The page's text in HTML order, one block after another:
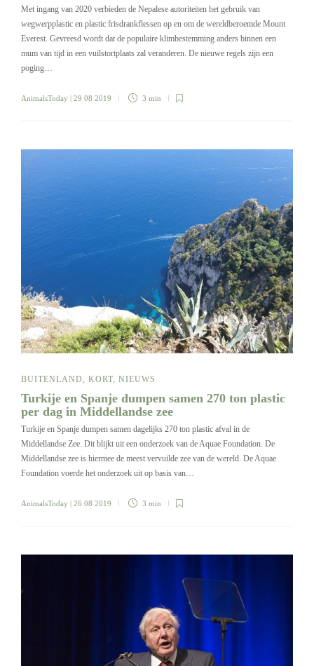
Met ingang van 2020 verbieden de Nepalese autoriteiten het gebruik van
wegwerpplastic en plastic frisdrankflessen op en om de wereldberoemde Mount
Everest. Gevreesd wordt dat de populaire klimbestemming anders binnen een
mum van tijd in een vuilstortplaats zal veranderen. De nieuwe regels zijn een
poging…
AnimalsToday | 29 08 2019 3 min
BUITENLAND, KORT, NIEUWS
Turkije en Spanje dumpen samen 270 ton plastic
per dag in Middellandse zee
Turkije en Spanje dumpen samen dagelijks 270 ton plastic afval in de
Middellandse Zee. Dit blijkt uit een onderzoek van de Aquae Foundation. De
Middellandse zee is hiermee de meest vervuilde zee van de wereld. De Aquae
Foundation voerde het onderzoek uit op basis van…
AnimalsToday | 26 08 2019 3 min